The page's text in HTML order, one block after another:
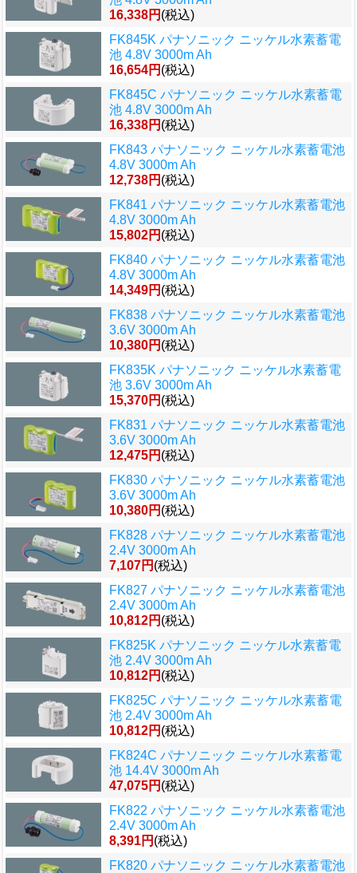
16,338円 (税込)
FK845K パナソニック ニッケル水素蓄電
池 4.8V 3000m Ah
16,654円 (税込)
FK845C パナソニック ニッケル水素蓄電
池 4.8V 3000m Ah
16,338円 (税込)
FK843 パナソニック ニッケル水素蓄電池
4.8V 3000m Ah
12,738円 (税込)
FK841 パナソニック ニッケル水素蓄電池
4.8V 3000m Ah
15,802円 (税込)
FK840 パナソニック ニッケル水素蓄電池
4.8V 3000m Ah
14,349円 (税込)
FK838 パナソニック ニッケル水素蓄電池
3.6V 3000m Ah
10,380円 (税込)
FK835K パナソニック ニッケル水素蓄電
池 3.6V 3000m Ah
15,370円 (税込)
FK831 パナソニック ニッケル水素蓄電池
3.6V 3000m Ah
12,475円 (税込)
FK830 パナソニック ニッケル水素蓄電池
3.6V 3000m Ah
10,380円 (税込)
FK828 パナソニック ニッケル水素蓄電池
2.4V 3000m Ah
7,107円 (税込)
FK827 パナソニック ニッケル水素蓄電池
2.4V 3000m Ah
10,812円 (税込)
FK825K パナソニック ニッケル水素蓄電
池 2.4V 3000m Ah
10,812円 (税込)
FK825C パナソニック ニッケル水素蓄電
池 2.4V 3000m Ah
10,812円 (税込)
FK824C パナソニック ニッケル水素蓄電
池 14.4V 3000m Ah
47,075円 (税込)
FK822 パナソニック ニッケル水素蓄電池
2.4V 3000m Ah
8,391円 (税込)
FK820 パナソニック ニッケル水素蓄電池